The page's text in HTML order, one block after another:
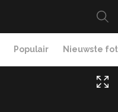
Populair Nieuwste